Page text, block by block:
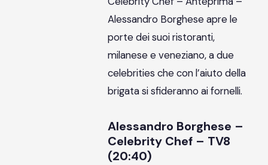
Alessandro Borghese apre le
porte dei suoi ristoranti,
milanese e veneziano, a due
celebrities che con l’aiuto della
brigata si sfideranno ai fornelli.
Alessandro Borghese –
Celebrity Chef – TV8
(20:40)